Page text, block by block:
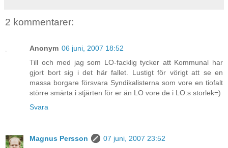
2 kommentarer:
Anonym 06 juni, 2007 18:52
Till och med jag som LO-facklig tycker att Kommunal har
gjort bort sig i det här fallet. Lustigt för vörigt att se en
massa borgare försvara Syndikalisterna som vore en tiofalt
större smärta i stjärten för er än LO vore de i LO:s storlek=)
Svara
Magnus Persson
07 juni, 2007 23:52